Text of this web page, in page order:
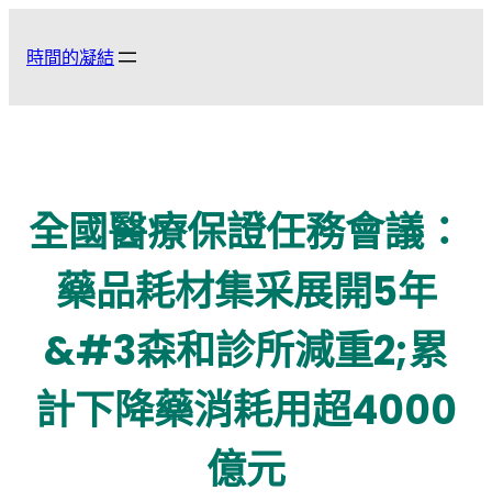
時間的凝結
全國醫療保證任務會議：
藥品耗材集采展開5年
&#3森和診所減重2;累
計下降藥消耗用超4000
億元